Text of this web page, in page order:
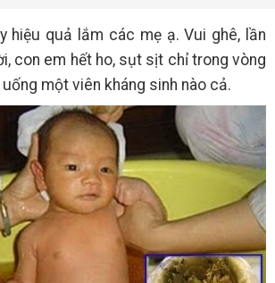
hiệu quả lắm các mẹ ạ. Vui ghê, lần
con em hết ho, sụt sịt chỉ trong vòng
một viên kháng sinh nào cả.